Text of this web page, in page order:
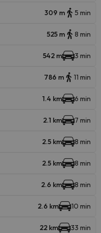
309 m 5 min
525 m 8 min
542 m 3 min
786 m 11 min
1.4 km 6 min
2.1 km 7 min
2.5 km 8 min
2.5 km 8 min
2.6 km 8 min
2.6 km 10 min
22 km 33 min